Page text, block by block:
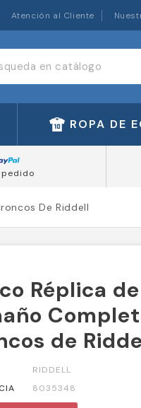
Atención al Cliente
ROPA DE
De Riddell
Réplica
de
RIDDELL
8035348